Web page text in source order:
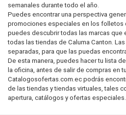
semanales durante todo el año.
Puedes encontrar una perspectiva
promociones especiales en los folletos
puedes descubrir todas las marcas que
todas las tiendas de Caluma Canton.
separadas, para que las puedas
De esta manera, puedes hacer tu lista
la oficina, antes de salir de compras en
Catalogosofertas.com.ec podrás
de las tiendas y tiendas virtuales, tales
apertura, catálogos y ofertas especiales.